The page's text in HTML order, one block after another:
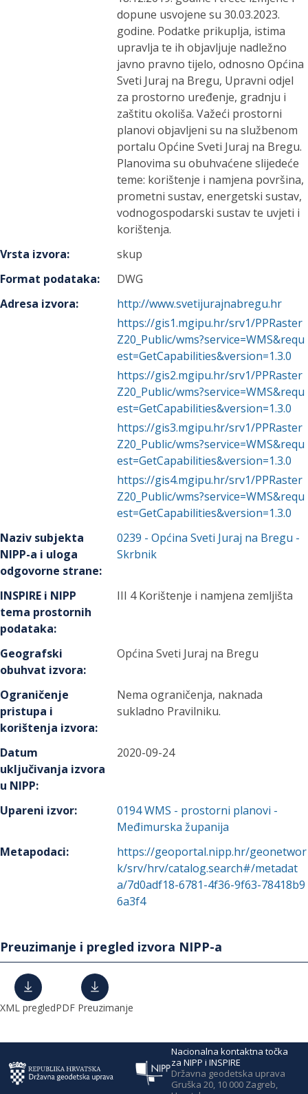
dopune usvojene su 30.03.2023.
godine. Podatke prikuplja, istima
upravlja te ih objavljuje nadležno
javno pravno tijelo, odnosno Općina
Sveti Juraj na Bregu, Upravni odjel
za prostorno uređenje, gradnju i
zaštitu okoliša. Važeći prostorni
planovi objavljeni su na službenom
portalu Općine Sveti Juraj na Bregu.
Planovima su obuhvaćene slijedeće
teme: korištenje i namjena površina,
prometni sustav, energetski sustav,
vodnogospodarski sustav te uvjeti i
korištenja.
Vrsta izvora:
skup
Format podataka:
DWG
Adresa izvora:
http://www.svetijurajnabregu.hr
https://gis1.mgipu.hr/srv1/PPRaster
Z20_Public/wms?service=WMS&requ
est=GetCapabilities&version=1.3.0
https://gis2.mgipu.hr/srv1/PPRaster
Z20_Public/wms?service=WMS&requ
est=GetCapabilities&version=1.3.0
https://gis3.mgipu.hr/srv1/PPRaster
Z20_Public/wms?service=WMS&requ
est=GetCapabilities&version=1.3.0
https://gis4.mgipu.hr/srv1/PPRaster
Z20_Public/wms?service=WMS&requ
est=GetCapabilities&version=1.3.0
Naziv subjekta
NIPP-a i uloga
odgovorne strane:
0239 -Općina Sveti Juraj na Bregu -
Skrbnik
INSPIRE i NIPP
tema prostornih
podataka:
III 4 Korištenje i namjena zemljišta
Geografski
obuhvat izvora:
Općina Sveti Juraj na Bregu
Ograničenje
pristupa i
korištenja izvora:
Nema ograničenja, naknada
sukladno Pravilniku.
Datum
uključivanja izvora
u NIPP:
2020-09-24
Upareni izvor: 0194WMS - prostorni planovi -
Međimurska županija
Metapodaci:
https://geoportal.nipp.hr/geonetwor
k/srv/hrv/catalog.search#/metadat
a/7d0adf18-6781-4f36-9f63-78418b9
6a3f4
Preuzimanje i pregled izvora NIPP-a
XML pregledPDF Preuzimanje
Nacionalna kontaktna točka
za NIPP i INSPIRE
Državna geodetska uprava
Gruška 20, 10 000 Zagreb,